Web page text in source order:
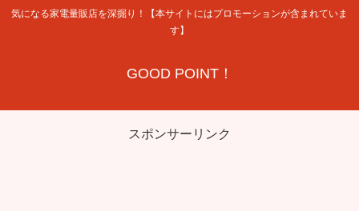
気になる家電量販店を深掘り！【本サイトにはプロモーションが含まれていま
す】
GOOD POINT！
スポンサーリンク